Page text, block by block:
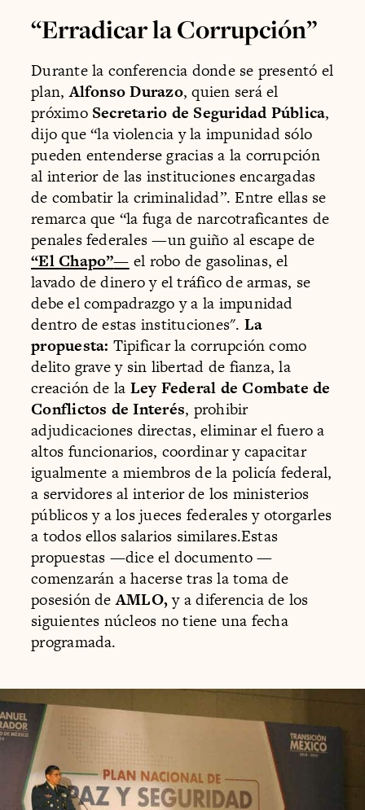
“Erradicar la Corrupción”
Durante la conferencia donde se presentó el
plan,Alfonso Durazo, quien será el
próximo Secretario de Seguridad Pública,
dijo que “la violencia y la impunidad sólo
pueden entenderse gracias a la corrupción
al interior de las instituciones encargadas
de combatir la criminalidad”. Entre ellas se
remarca que “la fuga de narcotraficantes de
penales federales —un guiño al escape de
“El Chapo”— el robo de gasolinas, el
lavado de dinero y el tráfico de armas, se
debe el compadrazgo y a la impunidad
dentro de estas instituciones". La
propuesta: Tipificar la corrupción como
delito grave y sin libertad de fianza, la
creación de la Ley Federal de Combate de
Conflictos de Interés, prohibir
adjudicaciones directas, eliminar el fuero a
altos funcionarios, coordinar y capacitar
igualmente a miembros de la policía federal,
a servidores al interior de los ministerios
públicos y a los jueces federales y otorgarles
a todos ellos salarios similares.Estas
propuestas —dice el documento —
comenzarán a hacerse tras la toma de
posesión deAMLO,y a diferencia de los
siguientes núcleos no tiene una fecha
programada.